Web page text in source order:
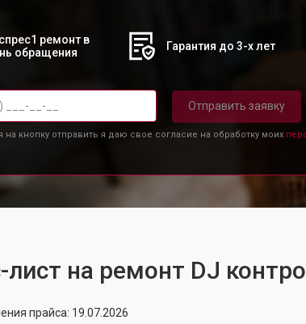
ремонт в
обращения
Гарантия до 3-х лет
Отправить заявку
на кнопку отправить я даю свое согласие на обработку моих
лист на ремонт DJ
прайса: 19.07.2026